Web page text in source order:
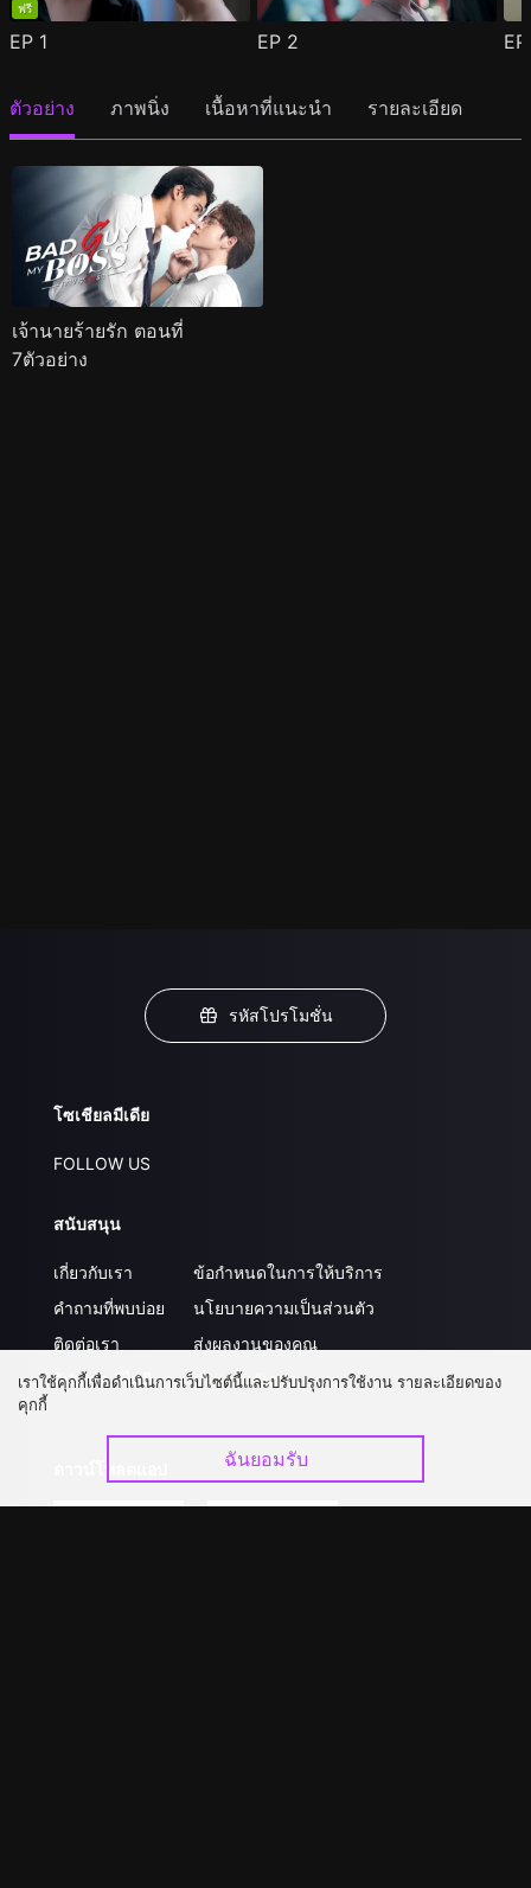
ฟรี
EP 1 EP 2
ตัวอย่าง ภาพนิ่ง เนื้อหาที่แนะนำ รายละเอียด
เจ้านายร้ายรัก ตอนที่
7ตัวอย่าง
รหัสโปรโมชั่น
โซเชียลมีเดีย
FOLLOW US
สนับสนุน
เกี่ยวกับเรา
คำถามที่พบบ่อย
ติดต่อเรา
อัปเกรด วีไอพี
ข้อกำหนดในการให้บริการ
นโยบายความเป็นส่วนตัว
ส่งผลงานของคุณ
ร่วมงานกับเรา
เราใช้คุกกี้เพื่อดำเนินการเว็บไซต์นี้และปรับปรุงการใช้งาน รายละเอียดของ
คุกกี้
ฉันยอมรับ